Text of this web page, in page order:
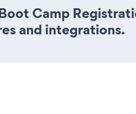
Camp
and integrations.